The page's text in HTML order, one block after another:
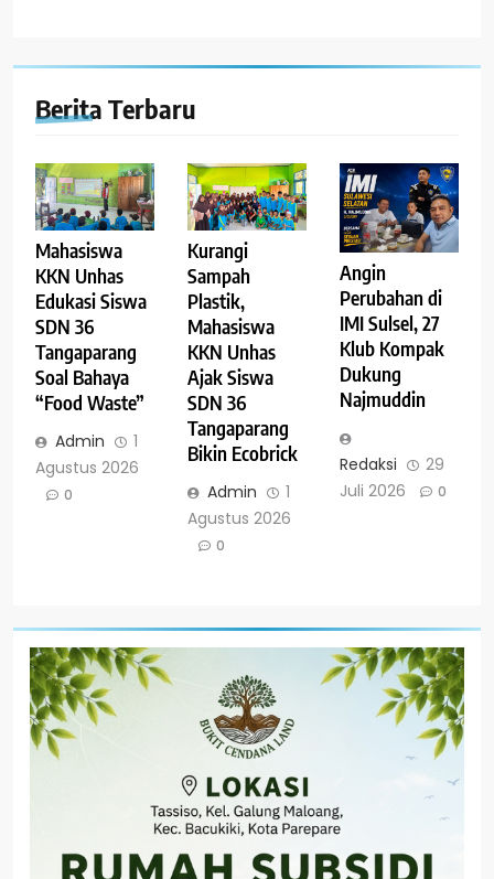
Berita Terbaru
Mahasiswa
KKN Unhas
Edukasi Siswa
SDN 36
Tangaparang
Soal Bahaya
“Food Waste”
Admin
1
Agustus 2026
0
Kurangi
Sampah
Plastik,
Mahasiswa
KKN Unhas
Ajak Siswa
SDN 36
Tangaparang
Bikin Ecobrick
Admin
1
Agustus 2026
0
Angin
Perubahan di
IMI Sulsel, 27
Klub Kompak
Dukung
Najmuddin
Redaksi
29
Juli 2026
0